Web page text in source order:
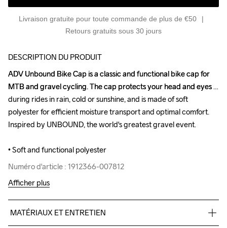
Livraison gratuite pour toute commande de plus de €50
Retours gratuits sous 30 jours
DESCRIPTION DU PRODUIT
ADV Unbound Bike Cap is a classic and functional bike cap for
MTB and gravel cycling. The cap protects your head and eyes
during rides in rain, cold or sunshine, and is made of soft
polyester for efficient moisture transport and optimal comfort.
Inspired by UNBOUND, the world's greatest gravel event.
• Soft and functional polyester
Numéro d'article : 1912366-007812
ADV Unbound Bike Cap is a classic and functional bike cap for
MTB and gravel cycling. The cap protects your head and eyes
during rides in rain, cold or sunshine, and is made of soft
polyester for efficient moisture transport and optimal comfort.
Inspired by UNBOUND, the world's greatest gravel event.
• Soft and functional polyester
Numéro d'article : 1912366-007812
Afficher plus
MATÉRIAUX ET ENTRETIEN